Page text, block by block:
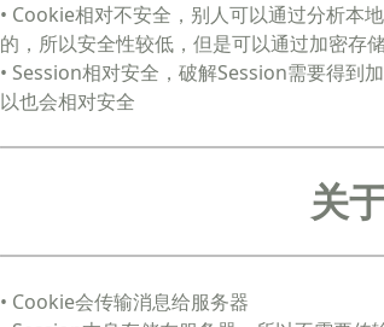
• Cookie相对不安全，别人可以通过分析本
的，所以安全性较低，但是可以通过加密存储
• Session相对安全，破解Session需要得到
以也会相对安全
关
• Cookie会传输消息给服务器